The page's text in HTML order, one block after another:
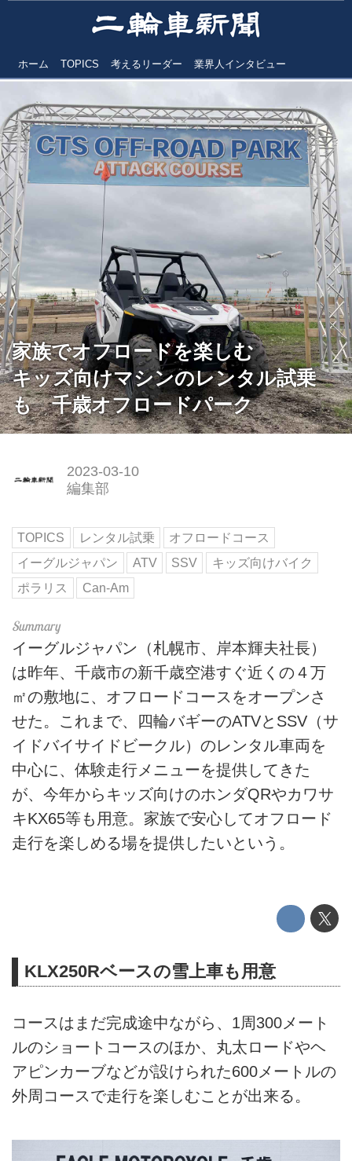
ホーム TOPICS 考えるリーダー 業界人インタビュー
家族でオフロードを楽しむ
キッズ向けマシンのレンタル試乗
も 千歳オフロードパーク
2023-03-10
編集部
TOPICS レンタル試乗
オフロードコース
イーグルジャパン
ATV SSV
キッズ向けバイク
ポラリス
Can-Am
イーグルジャパン（札幌市、岸本輝夫社長）
は昨年、千歳市の新千歳空港すぐ近くの４万
㎡の敷地に、オフロードコースをオープンさ
せた。これまで、四輪バギーのATVとSSV（サ
イドバイサイドビークル）のレンタル車両を
中心に、体験走行メニューを提供してきた
が、今年からキッズ向けのホンダQRやカワサ
キKX65等も用意。家族で安心してオフロード
走行を楽しめる場を提供したいという。
KLX250Rベースの雪上車も用意
コースはまだ完成途中ながら、1周300メート
ルのショートコースのほか、丸太ロードやヘ
アピンカーブなどが設けられた600メートルの
外周コースで走行を楽しむことが出来る。